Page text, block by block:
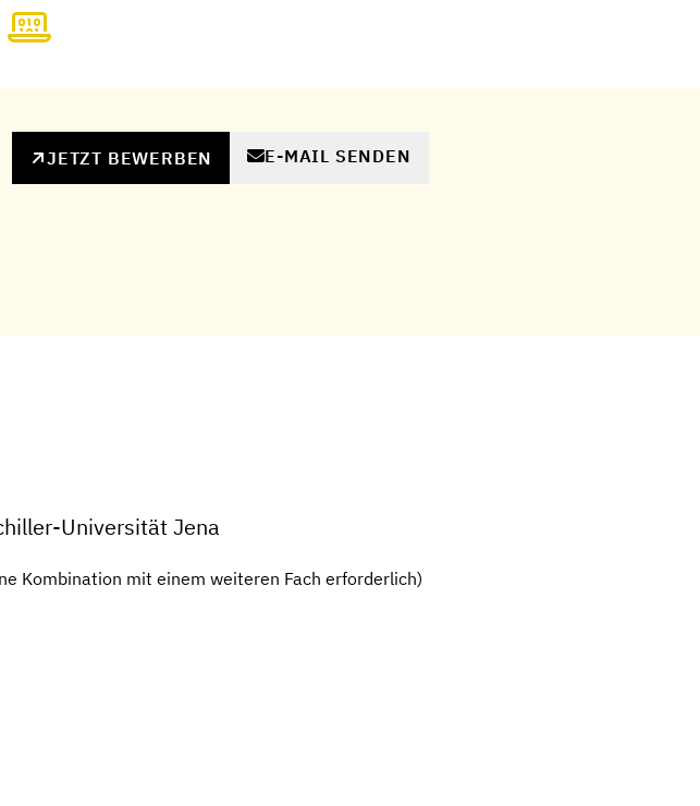
JETZT BEWERBEN E-MAIL SENDEN
Universität Jena
Kombination mit einem weiteren Fach erforderlich)